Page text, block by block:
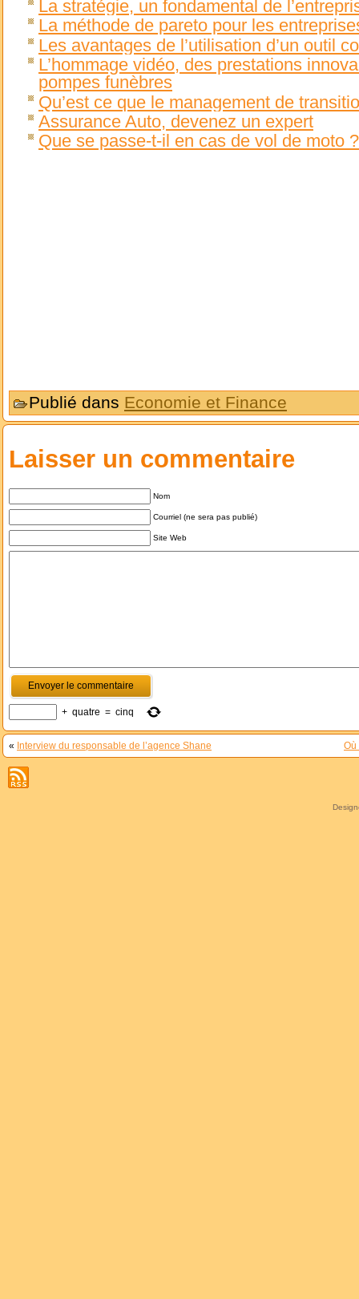
La stratégie, un fondamental de
La méthode de pareto pour les
Les avantages de l’utilisation d’un outil
L’hommage vidéo, des prestations
pompes funèbres
Qu’est ce que le management de
Assurance Auto, devenez un expert
Que se passe-t-il en cas de vol de moto ?
Publié dans Economie et Finance
Laisser un commentaire
Nom
Courriel (ne sera pas publié)
Site Web
+ quatre = cinq
« Interview du responsable de l’agence Shane Où